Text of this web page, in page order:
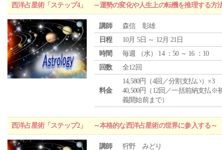
西洋占星術「ステップ4」 ～運勢の変化や人生上の転機を推理する方
講師
森信 彰雄
日程
10月 5日 ～ 12月 21日
時間
毎週 （水） 14 ：50 ～ 16 ：10
回数
全12回
料金
14,580円（4回／分割支払い）×3
40,500円（12回／一括前納支払※
義開始前まで）
西洋占星術「ステップ2」 ～本格的な西洋占星術の世界に参入する～
講師 狩野 みどり